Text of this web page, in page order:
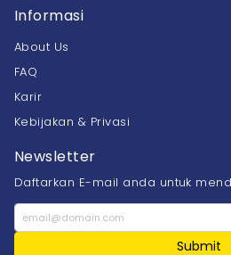
Informasi
About Us
FAQ
Karir
Kebijakan & Privasi
Newsletter
Daftarkan E-mail anda untuk
Submit